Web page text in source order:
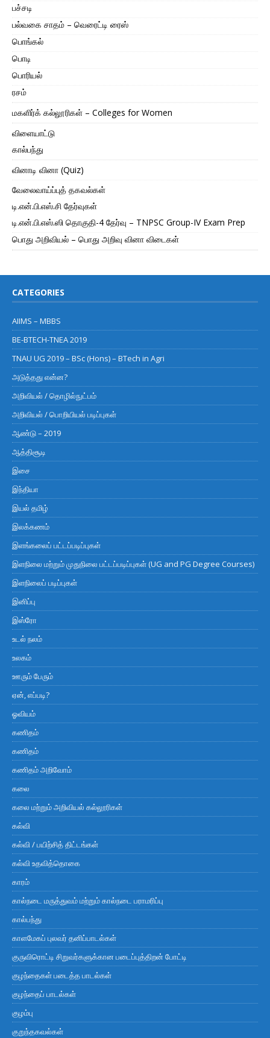
பச்சடி
பல்வகை சாதம் – வெரைட்டி ரைஸ்
பொங்கல்
பொடி
பொரியல்
ரசம்
மகளிர்க் கல்லூரிகள் – Colleges for Women
விளையாட்டு
கால்பந்து
வினாடி வினா (Quiz)
வேலைவாய்ப்புத் தகவல்கள்
டி.என்.பி.எஸ்.சி தேர்வுகள்
டி.என்.பி.எஸ்.ஸி தொகுதி-4 தேர்வு – TNPSC Group-IV Exam Prep
பொது அறிவியல் – பொது அறிவு வினா விடைகள்
CATEGORIES
AIIMS – MBBS
BE-BTECH-TNEA 2019
TNAU UG 2019 – BSc (Hons) – BTech in Agri
அடுத்தது என்ன?
அறிவியல் / தொழில்நுட்பம்
அறிவியல் / பொறியியல் படிப்புகள்
ஆண்டு – 2019
ஆத்திசூடி
இசை
இந்தியா
இயல் தமிழ்
இலக்கணம்
இளங்கலைப் பட்டப்படிப்புகள்
இளநிலை மற்றும் முதுநிலை பட்டப்படிப்புகள் (UG and PG Degree Courses)
இளநிலைப் படிப்புகள்
இனிப்பு
இஸ்ரோ
உடல் நலம்
உலகம்
ஊரும் பேரும்
ஏன், எப்படி?
ஓவியம்
கணிதம்
கணிதம்
கணிதம் அறிவோம்
கலை
கலை மற்றும் அறிவியல் கல்லூரிகள்
கல்வி
கல்வி / பயிற்சித் திட்டங்கள்
கல்வி உதவித்தொகை
காரம்
கால்நடை மருத்துவம் மற்றும் கால்நடை பராமரிப்பு
கால்பந்து
காளமேகப் புலவர் தனிப்பாடல்கள்
குருவிரொட்டி சிறுவர்களுக்கான படைப்புத்திறன் போட்டி
குழந்தைகள் படைத்த பாடல்கள்
குழந்தைப் பாடல்கள்
குழம்பு
குறுந்தகவல்கள்